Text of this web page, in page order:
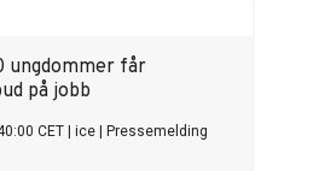
ungdommer får
på jobb
CET ice Pressemelding